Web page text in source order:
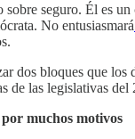
seguro. Él es
No entusiasmará
dos bloques que
de las legislativas
muchos motivos